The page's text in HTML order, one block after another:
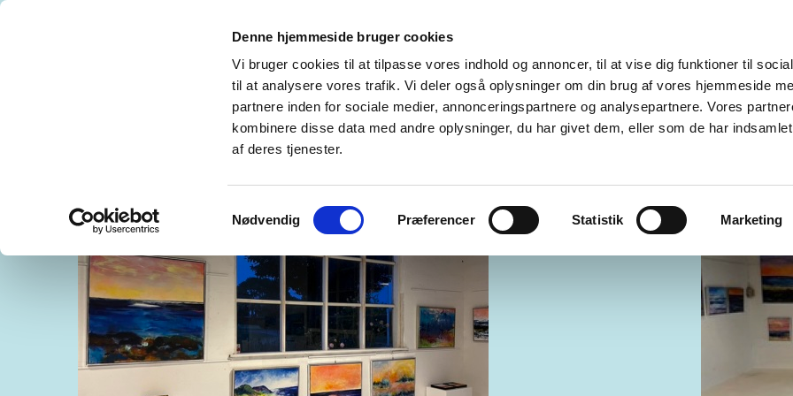
Denne hjemmeside bruger cookies
Vi bruger cookies til at tilpasse vores indhold og annoncer, til at vise dig funktioner til
til at analysere vores trafik. Vi deler også oplysninger om din brug af vores hjemmeside
partnere inden for sociale medier, annonceringspartnere og analysepartnere. Vores
kombinere disse data med andre oplysninger, du har givet dem, eller som de har
af deres tjenester.
Nødvendig Præferencer Statistik Marketing
MADS TH. HAUGSTED REFERENCES CV INSPIRATION PAINTINGS MALERIER PROCESSER
GALLERY LOWLANDS, RØRHOLMSGADE - KØBENHAVN GALLERI EWALD GALLERI ELANDER
GLASS BLOW. GLASKUNST OG BILLEDKUNST
SØSTJERNEN RÅGELEJEKUNSTNERE KONTAKT